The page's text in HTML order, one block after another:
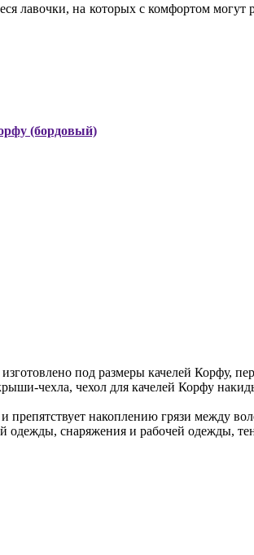
лавочки, на которых с комфортом могут
(бордовый)
под размеры качелей Корфу,
чехла, чехол для качелей Корфу
препятствует накоплению грязи между
одежды, снаряжения и рабочей одежды,